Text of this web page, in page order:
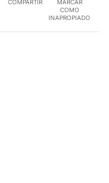
los mismos
hoy califican de
COMPARTIR
MARCAR
COMO
INAPROPIADO